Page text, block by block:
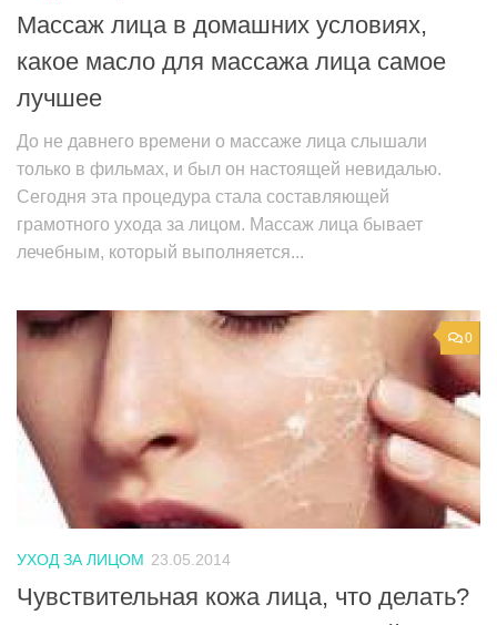
Массаж лица в домашних условиях,
какое масло для массажа лица самое
лучшее
До не давнего времени о массаже лица слышали
только в фильмах, и был он настоящей невидалью.
Сегодня эта процедура стала составляющей
грамотного ухода за лицом. Массаж лица бывает
лечебным, который выполняется...
0
УХОД ЗА ЛИЦОМ 23.05.2014
Чувствительная кожа лица, что делать?